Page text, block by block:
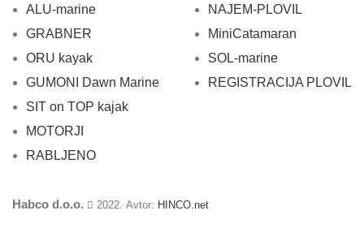
ALU-marine
GRABNER
ORU kayak
GUMONI Dawn Marine
SIT on TOP kajak
MOTORJI
RABLJENO
NAJEM-PLOVIL
MiniCatamaran
SOL-marine
REGISTRACIJA PLOVIL
Habco d.o.o. 2022. Avtor: HINCO.net